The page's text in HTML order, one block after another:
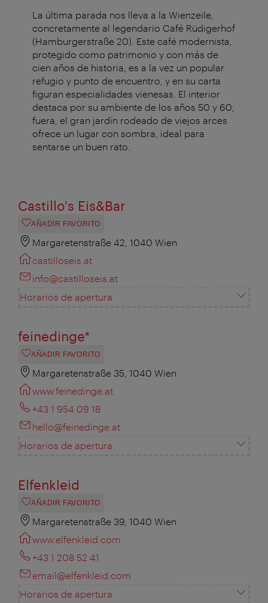
La última parada nos lleva a la Wienzeile,
concretamente al legendario Café Rüdigerhof
(Hamburgerstraße 20). Este café modernista,
protegido como patrimonio y con más de
cien años de historia, es a la vez un popular
refugio y punto de encuentro, y en su carta
figuran especialidades vienesas. El interior
destaca por su ambiente de los años 50 y 60;
fuera, el gran jardín rodeado de viejos arces
ofrece un lugar con sombra, ideal para
sentarse un buen rato.
Castillo's Eis&Bar
AÑADIR FAVORITO
Margaretenstraße 42, 1040 Wien
castilloseis.at
info@castilloseis.at
Horarios de apertura
feinedinge*
AÑADIR FAVORITO
Margaretenstraße 35, 1040 Wien
www.feinedinge.at
+43 1 954 09 18
hello@feinedinge.at
Horarios de apertura
Elfenkleid
AÑADIR FAVORITO
Margaretenstraße 39, 1040 Wien
www.elfenkleid.com
+43 1 208 52 41
email@elfenkleid.com
Horarios de apertura